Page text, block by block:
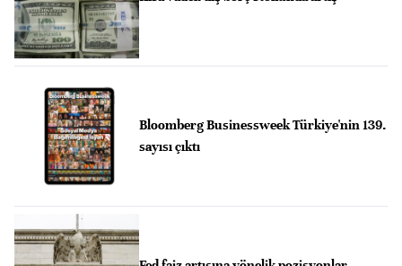
Bloomberg Businessweek Türkiye'nin 139.
sayısı çıktı